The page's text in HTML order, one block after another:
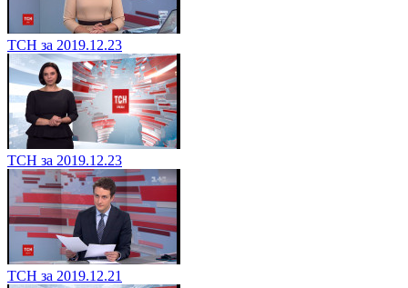
ТСН за 2019.12.23
ТСН за 2019.12.23
ТСН за 2019.12.21